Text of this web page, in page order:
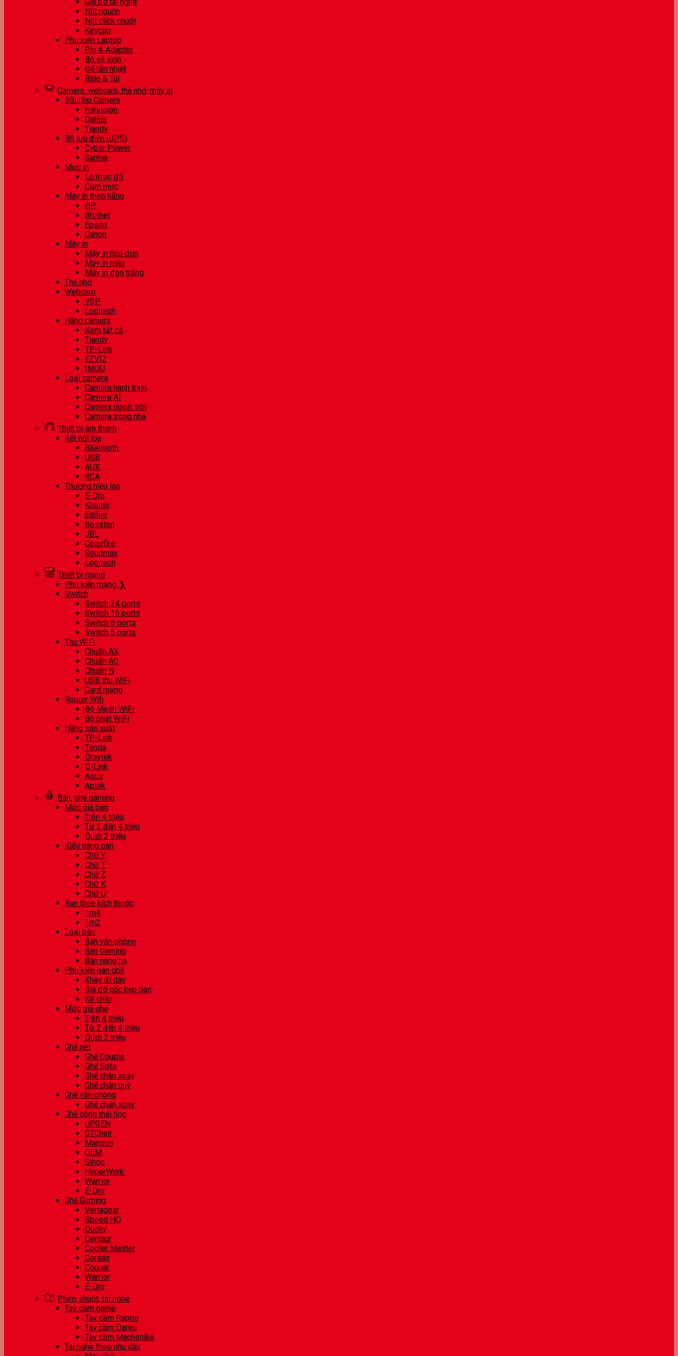
Nút nguồn
Nút click chuột
Keycap
Phụ kiện Laptop
Pin & Adapter
Bộ vệ sinh
Đế tản nhiệt
Balo & Túi
Camera, webcam, thẻ nhớ, máy in
Đầu thu Camera
Hikvision
Dahua
Tiandy
Bộ lưu điện (UPS)
Cyber Power
Santak
Mực in
Lọ mực đổ
Cụm mực
Máy in theo hãng
HP
Brother
Epson
Canon
Máy in
Máy in hoá đơn
Máy in màu
Máy in đen trắng
Thẻ nhớ
Webcam
VSP
Logitech
Hãng camera
Xem tất cả
Tiandy
TP-Link
EZVIZ
IMOU
Loại camera
Camera hành trình
Camera AI
Camera ngoài trời
Camera trong nhà
Thiết bị âm thanh
Kết nối loa
Bluetooth
USB
AUX
RCA
Thương hiệu loa
E-Dra
Kisonli
Edifier
Bosston
JBL
Colorfire
Soudmax
Logitech
Thiết bị mạng
Phụ kiện mạng ❯
Switch
Switch 24 ports
Switch 16 ports
Switch 8 ports
Switch 5 ports
Thu WiFi
Chuẩn AX
Chuẩn AC
Chuẩn N
USB thu WiFi
Card mạng
Router Wifi
Bộ Mesh WiFi
Bộ phát WiFi
Hãng sản xuất
TP-Link
Tenda
Draytek
D-Link
Asus
Aptek
Bàn, ghế gaming
Mức giá bàn
Trên 4 triệu
Từ 2 đến 4 triệu
Dưới 2 triệu
Kiểu dáng bàn
Chữ Y
Chữ T
Chữ Z
Chữ K
Chữ U
Bàn theo kích thước
1m4
1m2
Loại bàn
Bàn văn phòng
Bàn Gaming
Bàn nâng hạ
Phụ kiện bàn ghế
Khay đi dây
Giá đỡ cốc kẹp bàn
Kê chân
Mức giá ghế
Trên 4 triệu
Từ 2 đến 4 triệu
Dưới 2 triệu
Ghế net
Ghế Couple
Ghế Sofa
Ghế chân xoay
Ghế chân quỳ
Ghế văn phòng
Ghế chân xoay
Ghế công thái học
UPGEN
GTChair
Manson
OEM
Sihoo
HyperWork
Warrior
E-Dra
Ghế Gaming
Vertagear
Speed HQ
Ducky
Centaur
Cooler Master
Corsair
Cougar
Warrior
E-Dra
Phím, chuột, tai nghe
Tay cầm game
Tay cầm Rapoo
Tay cầm Dareu
Tay cầm Machenike
Tai nghe theo nhu cầu